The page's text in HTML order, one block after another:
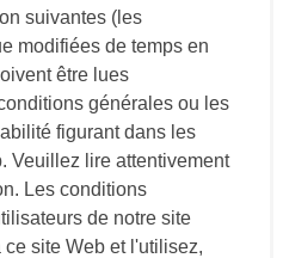
suivantes (les
modifiées de temps en
être lues
générales ou les
figurant dans les
Veuillez lire attentivement
Les conditions
de notre site
site Web et l'utilisez,